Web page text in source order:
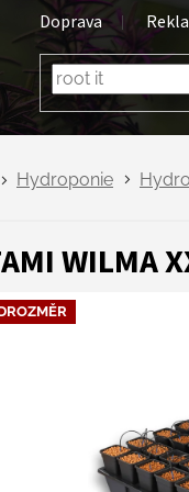
Doprava
Hydroponie
WILMA